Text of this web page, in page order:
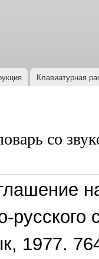
Клавиатурная
со